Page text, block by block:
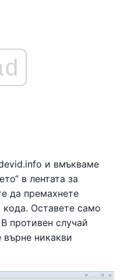
и вмъкваме
в лентата за
да премахнете
Оставете само
противен случай
никакви